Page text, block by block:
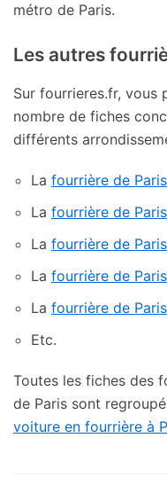
métro de Paris.
Les autres
Sur fourrieres.fr, vous
nombre de fiches
différents
La fourrière de
La fourrière de
La fourrière de
La fourrière de
La fourrière de
Etc.
Toutes les fiches des
de Paris sont
voiture en fourrière à